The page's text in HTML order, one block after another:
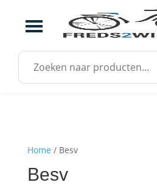
Zoek
naar:
Home / Besv
Besv